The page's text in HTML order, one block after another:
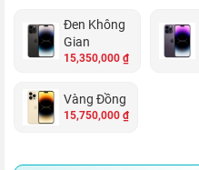
Đen Không
Gian
15,350,000 ₫
Vàng Đồng
15,750,000 ₫